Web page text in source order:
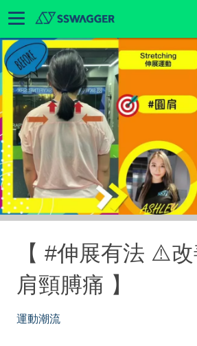
【 #伸展有法 ⚠️改
肩頸膊痛 】
運動潮流